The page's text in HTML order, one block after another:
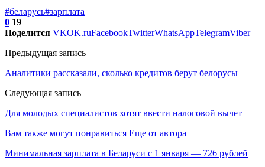
#беларусь#зарплата
0 19
Поделится VKOK.ruFacebookTwitterWhatsAppTelegramViber
Предыдущая запись
Аналитики рассказали, сколько кредитов берут белорусы
Следующая запись
Для молодых специалистов хотят ввести налоговой вычет
Вам также могут понравиться Еще от автора
Минимальная зарплата в Беларуси с 1 января — 726 рублей